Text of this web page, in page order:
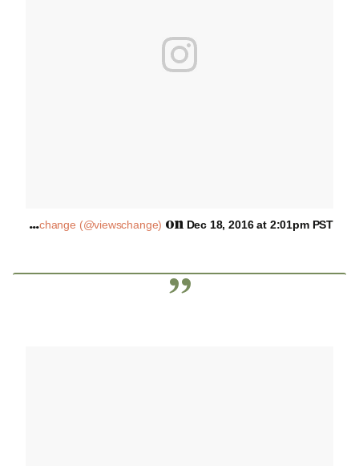
A
post shared by viewschange (@viewschange) on Dec 18, 2016 at 2:01pm PST